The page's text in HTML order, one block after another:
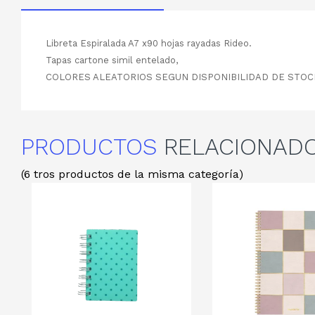
Libreta Espiralada A7 x90 hojas rayadas Rideo.
Tapas cartone simil entelado,
COLORES ALEATORIOS SEGUN DISPONIBILIDAD DE
PRODUCTOS
(6 tros productos de la misma categoría)